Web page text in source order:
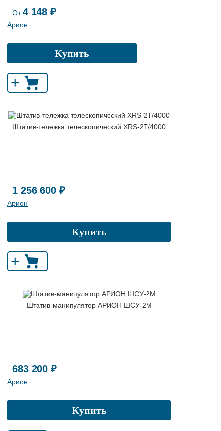
От4 148 ₽
Арион
Купить
+
Штатив-тележка телескопический XRS-2T/4000
1 256 600 ₽
Арион
Купить
+
Штатив-манипулятор АРИОН ШСУ-2М
683 200 ₽
Арион
Купить